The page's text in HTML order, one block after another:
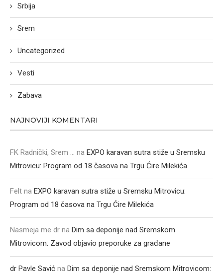
Srbija
Srem
Uncategorized
Vesti
Zabava
NAJNOVIJI KOMENTARI
FK Radnički, Srem ... na EXPO karavan sutra stiže u Sremsku
Mitrovicu: Program od 18 časova na Trgu Ćire Milekića
Felt na EXPO karavan sutra stiže u Sremsku Mitrovicu:
Program od 18 časova na Trgu Ćire Milekića
Nasmeja me dr na Dim sa deponije nad Sremskom
Mitrovicom: Zavod objavio preporuke za građane
dr Pavle Savić na Dim sa deponije nad Sremskom Mitrovicom: